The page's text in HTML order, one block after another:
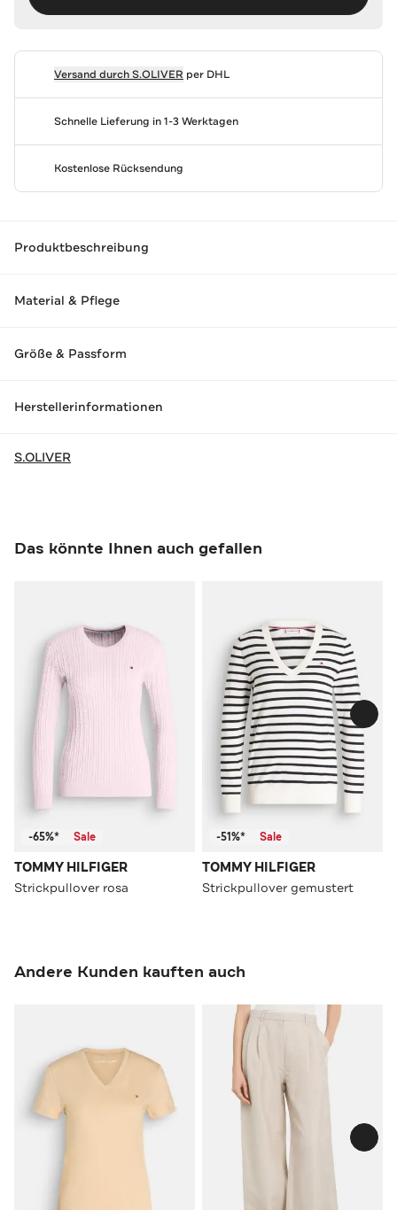
Versand durchS.OLIVER per DHL
Schnelle Lieferung in 1-3 Werktagen
Kostenlose Rücksendung
Produktbeschreibung
Material & Pflege
Größe & Passform
Herstellerinformationen
S.OLIVER
Das könnte Ihnen auch gefallen
-65%* Sale
TOMMY HILFIGER
Strickpullover rosa
-51%* Sale
TOMMY HILFIGER
Strickpullover gemustert
Andere Kunden kauften auch